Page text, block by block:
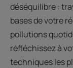
déséquilibre :
bases de votre
pollutions
réfléchissez à
techniques les